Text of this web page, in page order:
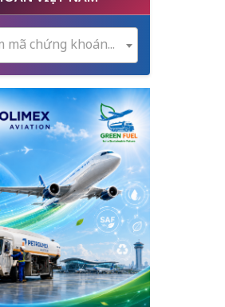
mã chứng khoán...